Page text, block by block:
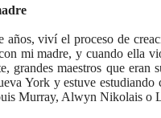
años, viví el proceso de
mi madre, y cuando ella
grandes maestros que eran
York y estuve
Murray, Alwyn Nikolais o